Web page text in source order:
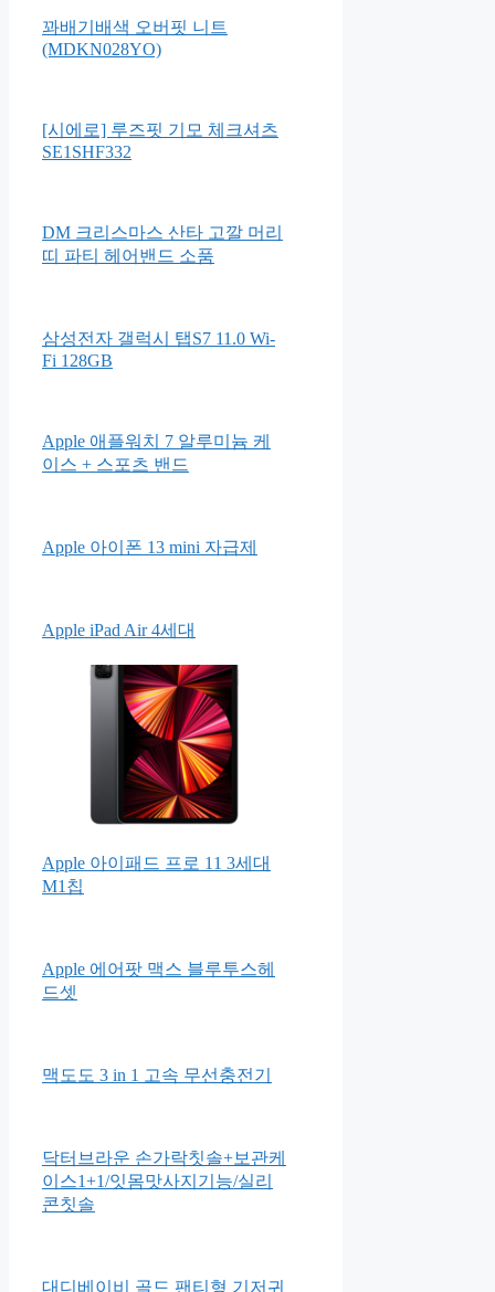
꽈배기배색 오버핏 니트
(MDKN028YO)
[시에로] 루즈핏 기모 체크셔츠
SE1SHF332
DM 크리스마스 산타 고깔 머리
띠 파티 헤어밴드 소품
삼성전자 갤럭시 탭S7 11.0 Wi-
Fi 128GB
Apple 애플워치 7 알루미늄 케
이스 + 스포츠 밴드
Apple 아이폰 13 mini 자급제
Apple iPad Air 4세대
Apple 아이패드 프로 11 3세대
M1칩
Apple 에어팟 맥스 블루투스헤
드셋
맥도도 3 in 1 고속 무선충전기
닥터브라운 손가락칫솔+보관케
이스1+1/잇몸맛사지기능/실리
콘칫솔
대디베이비 골드 팬티형 기저귀